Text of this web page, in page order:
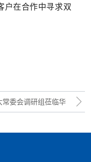
户在合作中寻求双
常委会调研组莅临华